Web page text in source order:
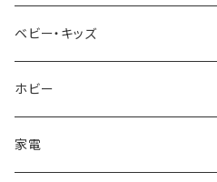
AVALANCHE
ORIENT
ZEPPELIN
ALV
Merge
ETTINGER
BOTTEGA VENETA
EMPORIO ARMANI
CALVIN KLEIN
OROBIANCO
Ellese
COLEMAN
BLAZER CLUB
ANDY HAWARD
G GUSTO
BRAUN
RHYTHM
BLOSSOM
VALENTINO VISCANI
WATERMAN
PARKER
PELIKAN
Trangia
Barebones
FEUERHAND
ベビー・キッズ
ふわりぃ
ERGO BABY
ホビー
その他
家電